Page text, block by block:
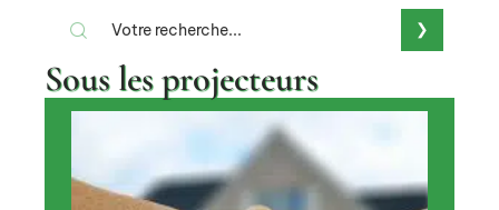
Sous les projecteurs